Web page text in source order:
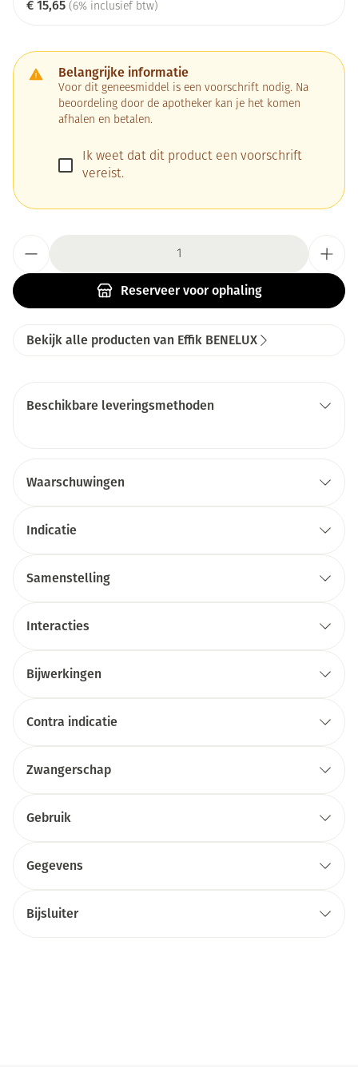
€ 15,65 (6% inclusief btw)
Belangrijke informatie
Voor dit geneesmiddel is een voorschrift nodig. Na
beoordeling door de apotheker kan je het komen
afhalen en betalen.
Ik weet dat dit product een voorschrift
vereist.
Reserveervoor ophaling
Bekijk alle producten van Effik BENELUX
Beschikbare leveringsmethoden
Waarschuwingen
Indicatie
Samenstelling
Interacties
Bijwerkingen
Contra indicatie
Zwangerschap
Gebruik
Gegevens
Bijsluiter